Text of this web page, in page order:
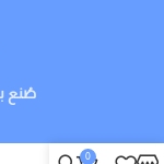
صُنع
0